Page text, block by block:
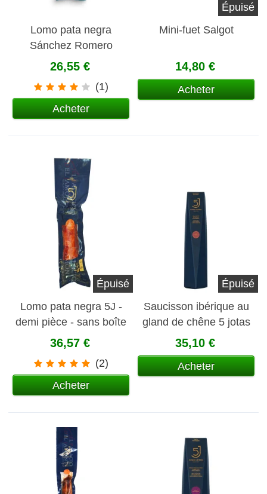
Lomo pata negra
Sánchez Romero
Carvajal (demi pièce)
26,55 €
(1)
Acheter
Épuisé
Mini-fuet Salgot
14,80 €
Acheter
Épuisé
Lomo pata negra 5J -
demi pièce - sans boîte
36,57 €
(2)
Acheter
Épuisé
Saucisson ibérique au
gland de chêne 5 jotas
35,10 €
Acheter